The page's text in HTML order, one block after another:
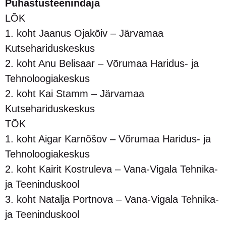
Puhastusteenindaja
LÕK
1. koht Jaanus Ojakõiv – Järvamaa
Kutsehariduskeskus
2. koht Anu Belisaar – Võrumaa Haridus- ja
Tehnoloogiakeskus
2. koht Kai Stamm – Järvamaa
Kutsehariduskeskus
TÕK
1. koht Aigar Karnõšov – Võrumaa Haridus- ja
Tehnoloogiakeskus
2. koht Kairit Kostruleva – Vana-Vigala Tehnika-
ja Teeninduskool
3. koht Natalja Portnova – Vana-Vigala Tehnika-
ja Teeninduskool